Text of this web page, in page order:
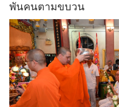
พันคนตามขบวน